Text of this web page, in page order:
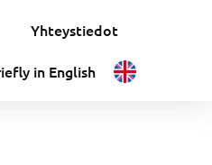
Yhteystiedot
in English